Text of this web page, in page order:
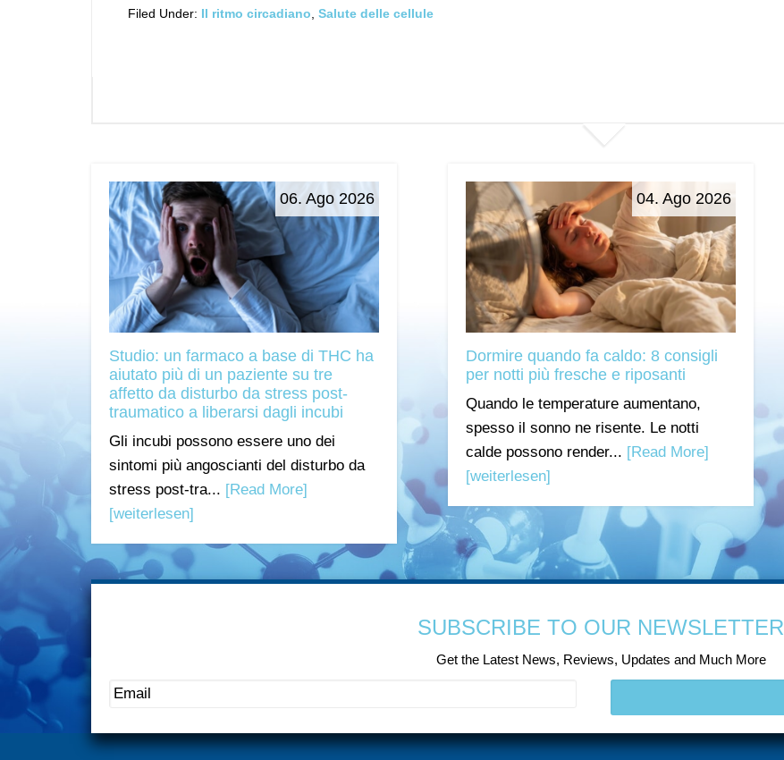
Filed Under: Il ritmo circadiano Salute delle cellule
06. Ago 2026
Studio: un farmaco a base di THC ha
aiutato più di un paziente su tre
affetto da disturbo da stress post-
traumatico a liberarsi dagli incubi
Gli incubi possono essere uno dei
sintomi più angoscianti del disturbo da
stress post-tra... [Read More]
[weiterlesen]
04. Ago 2026
Dormire quando fa caldo: 8 consigli
per notti più fresche e riposanti
Quando le temperature aumentano,
spesso il sonno ne risente. Le notti
calde possono render... [Read More]
[weiterlesen]
SUBSCRIBE TO OUR NEWSLETTER
Get the Latest News, Reviews, Updates and Much More